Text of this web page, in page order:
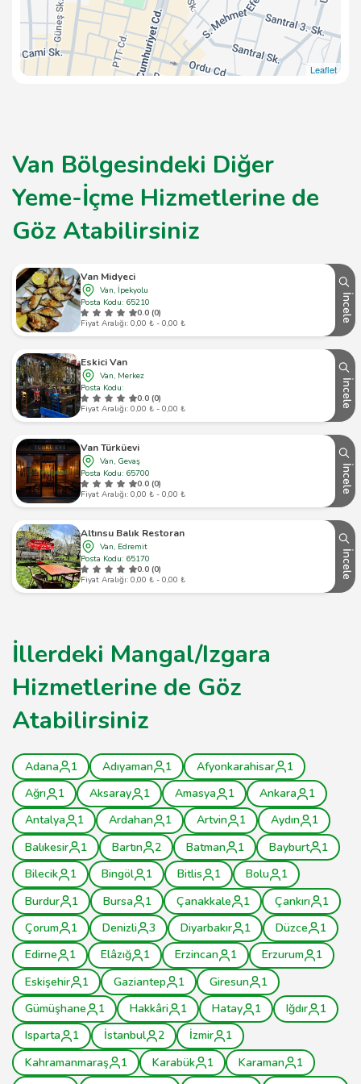
Leaflet
Van Bölgesindeki Diğer
Yeme-İçme Hizmetlerine de
Göz Atabilirsiniz
Van Midyeci
Van, İpekyolu
Posta Kodu: 65210
0.0 (0)
Fiyat Aralığı: 0,00 ₺ - 0,00 ₺
İncele
Eskici Van
Van, Merkez
Posta Kodu:
0.0 (0)
Fiyat Aralığı: 0,00 ₺ - 0,00 ₺
İncele
Van Türküevi
Van, Gevaş
Posta Kodu: 65700
0.0 (0)
Fiyat Aralığı: 0,00 ₺ - 0,00 ₺
İncele
Altınsu Balık Restoran
Van, Edremit
Posta Kodu: 65170
0.0 (0)
Fiyat Aralığı: 0,00 ₺ - 0,00 ₺
İncele
İllerdeki Mangal/Izgara
Hizmetlerine de Göz
Atabilirsiniz
Adana 1 Adıyaman 1 Afyonkarahisar
1
Ağrı
1 Aksaray 1 Amasya 1 Ankara
1
Antalya
1 Ardahan 1 Artvin 1 Aydın
1
Balıkesir
1 Bartın 2 Batman 1 Bayburt
1
Bilecik
1 Bingöl 1 Bitlis 1 Bolu
1
Burdur
1 Bursa 1 Çanakkale 1 Çankırı
1
Çorum
1 Denizli 3 Diyarbakır 1 Düzce
1
Edirne
1 Elâzığ 1 Erzincan 1 Erzurum
1
Eskişehir
1 Gaziantep 1 Giresun
1
Gümüşhane
1 Hakkâri 1 Hatay 1 Iğdır
1
Isparta
1 İstanbul 2 İzmir
1
Kahramanmaraş
1 Karabük 1 Karaman
1